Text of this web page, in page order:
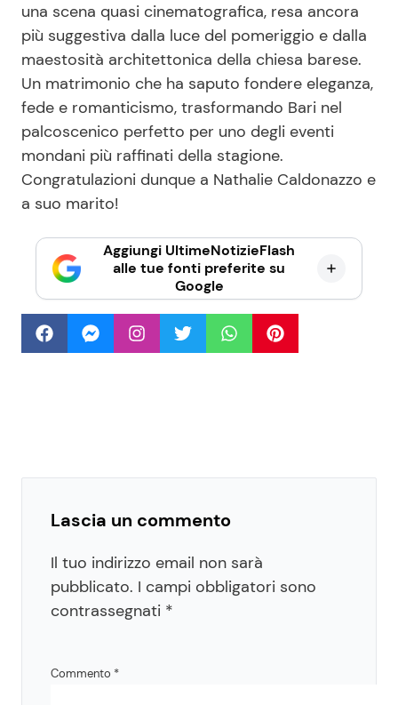
una scena quasi cinematografica, resa ancora
più suggestiva dalla luce del pomeriggio e dalla
maestosità architettonica della chiesa barese.
Un matrimonio che ha saputo fondere eleganza,
fede e romanticismo, trasformando Bari nel
palcoscenico perfetto per uno degli eventi
mondani più raffinati della stagione.
Congratulazioni dunque a Nathalie Caldonazzo e
a suo marito!
Aggiungi UltimeNotizieFlash
alle tue fonti preferite su
Google
Lascia un commento
Il tuo indirizzo email non sarà
pubblicato. I campi obbligatori sono
contrassegnati *
Commento *